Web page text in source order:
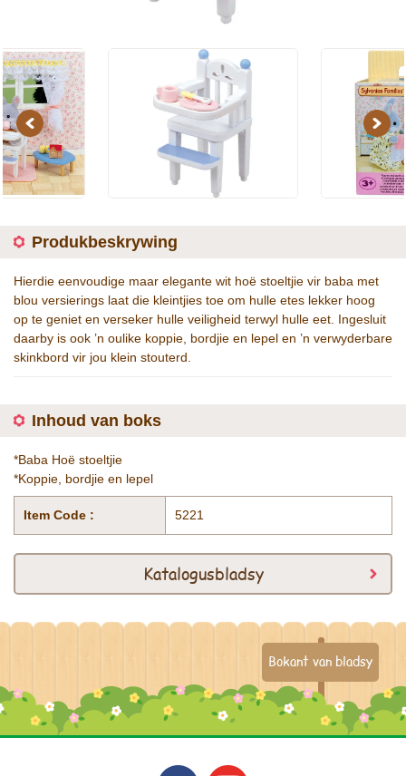
Previous Next
Produkbeskrywing
Hierdie eenvoudige maar elegante wit hoë stoeltjie vir baba met
blou versierings laat die kleintjies toe om hulle etes lekker hoog
op te geniet en verseker hulle veiligheid terwyl hulle eet. Ingesluit
daarby is ook ’n oulike koppie, bordjie en lepel en ’n verwyderbare
skinkbord vir jou klein stouterd.
Inhoud van boks
*Baba Hoë stoeltjie
*Koppie, bordjie en lepel
Item Code : 5221
Katalogusbladsy
Bokant van bladsy